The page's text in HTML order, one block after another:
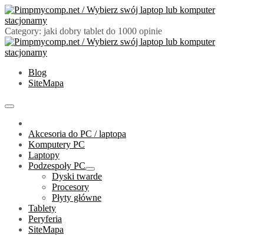
Skip
to
content
Category: jaki dobry tablet do 1000 opinie
Złóż/Wybierz swój laptop lub komputer stacjonarny
Blog
SiteMapa
Primary
Akcesoria do PC / laptopa
Komputery PC
Laptopy
Podzespoły PC
Show
sub
Dyski twarde
Procesory
Płyty główne
Tablety
Peryferia
SiteMapa